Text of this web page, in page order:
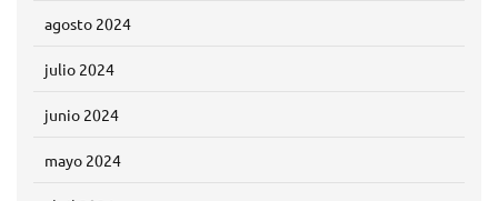
agosto 2024
julio 2024
junio 2024
mayo 2024